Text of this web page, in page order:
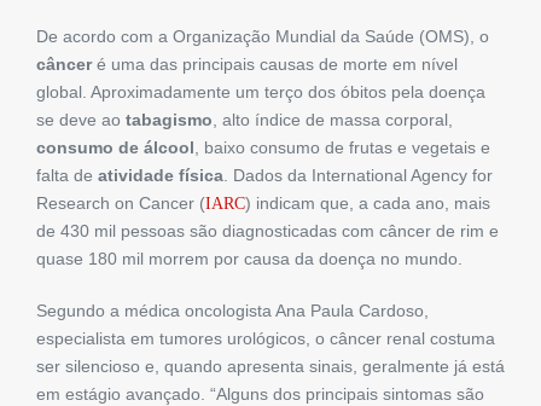
De acordo com a Organização Mundial da Saúde (OMS), o
cânceré uma das principais causas de morte em nível
global. Aproximadamente um terço dos óbitos pela doença
se deve ao tabagismo, alto índice de massa corporal,
consumo de álcool, baixo consumo de frutas e vegetais e
falta de atividade física. Dados da ​​International Agency for
Research on Cancer (IARC) indicam que, a cada ano, mais
de 430 mil pessoas são diagnosticadas com câncer de rim e
quase 180 mil morrem por causa da doença no mundo.
Segundo a médica oncologista Ana Paula Cardoso,
especialista em tumores urológicos, o câncer renal costuma
ser silencioso e, quando apresenta sinais, geralmente já está
em estágio avançado. “Alguns dos principais sintomas são